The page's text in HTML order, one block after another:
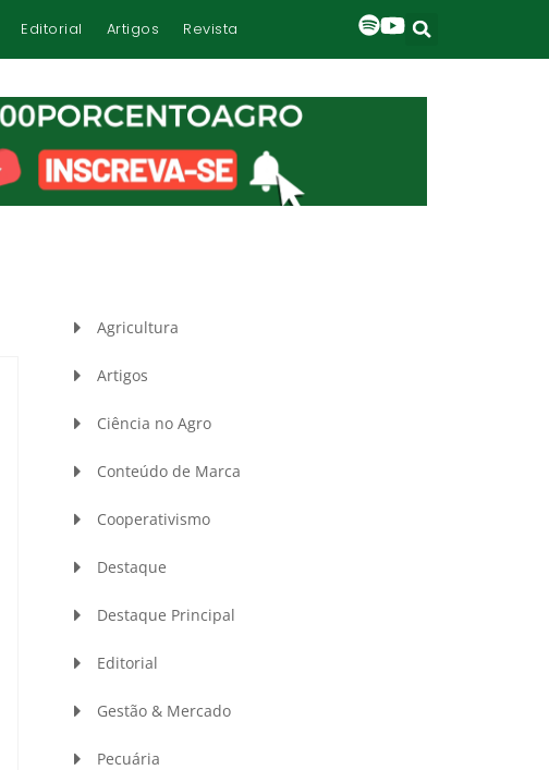
Editorial Artigos Revista
Agricultura
Artigos
Ciência no Agro
Conteúdo de Marca
Cooperativismo
Destaque
Destaque Principal
Editorial
Gestão & Mercado
Pecuária